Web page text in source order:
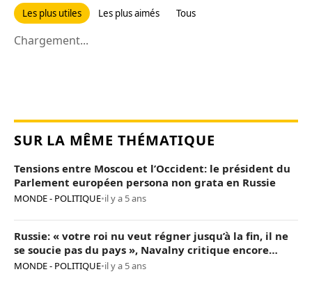
Les plus utiles Les plus aimés Tous
Chargement...
SUR LA MÊME THÉMATIQUE
Tensions entre Moscou et l’Occident: le président du
Parlement européen persona non grata en Russie
MONDE - POLITIQUE•il y a 5 ans
Russie: « votre roi nu veut régner jusqu’à la fin, il ne
se soucie pas du pays », Navalny critique encore
Poutine
MONDE - POLITIQUE•il y a 5 ans